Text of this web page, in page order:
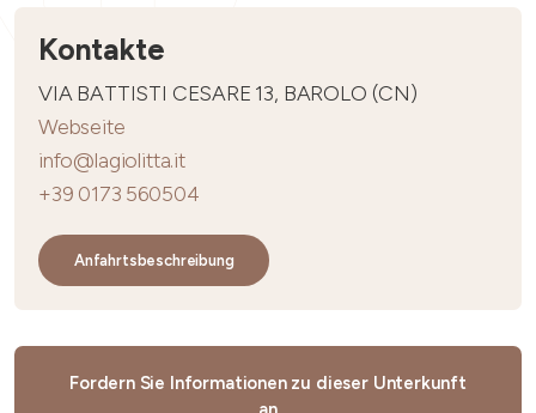
Kontakte
VIA BATTISTI CESARE 13, BAROLO (CN)
Webseite
info@lagiolitta.it
+39 0173 560504
Anfahrtsbeschreibung
Fordern Sie Informationen zu dieser Unterkunft